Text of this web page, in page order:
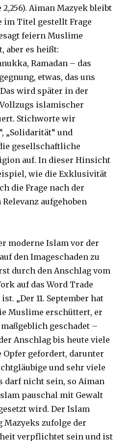
2,256). Aiman Mazyek bleibt
im Titel gestellt Frage
feiern Muslime
aber es heißt:
Ramadan – das
etwas, das uns
Das wird später in der
islamischer
Stichworte wir
„Solidarität“ und
gesellschaftliche
auf. In dieser Hinsicht
wie die Exklusivität
die Frage nach der
aufgehoben
moderne Islam vor der
den Imageschaden zu
durch den Anschlag vom
auf das Word Trade
„Der 11. September hat
Muslime erschüttert, er
geschadet –
Anschlag bis heute viele
Opfer gefordert, darunter
und sehr viele
darf nicht sein, so Aiman
pauschal mit Gewalt
wird. Der Islam
Mazyeks zufolge der
verpflichtet sein und ist